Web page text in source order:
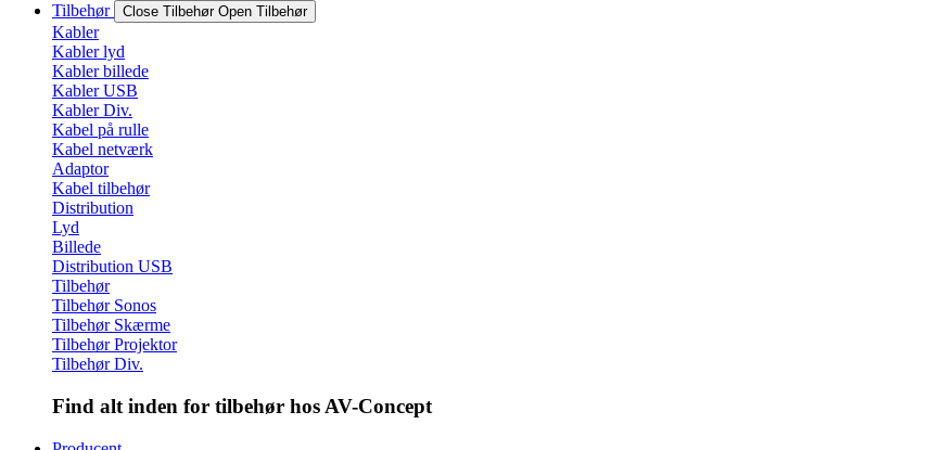
Tilbehør Close Tilbehør Open Tilbehør
Kabler
Kabler lyd
Kabler billede
Kabler USB
Kabler Div.
Kabel på rulle
Kabel netværk
Adaptor
Kabel tilbehør
Distribution
Lyd
Billede
Distribution USB
Tilbehør
Tilbehør Sonos
Tilbehør Skærme
Tilbehør Projektor
Tilbehør Div.
Find alt inden for tilbehør hos AV-Concept